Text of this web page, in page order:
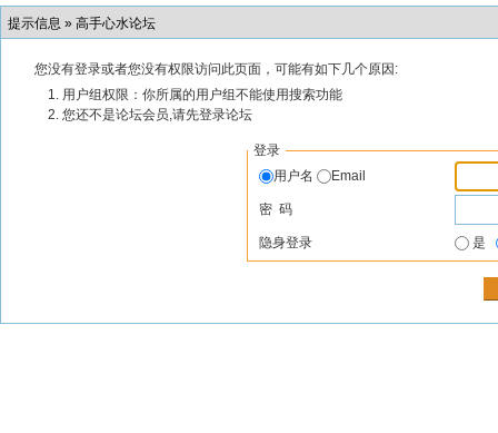
提示信息 » 高手心水论坛
您没有登录或者您没有权限访问此页面，可能有如下几个原因:
用户组权限：你所属的用户组不能使用搜索功能
您还不是论坛会员,请先登录论坛
登录
用户名
Email
密 码
隐身登录 是